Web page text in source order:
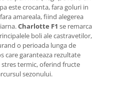
este crocanta, fara goluri in
amareala, fiind alegerea
Charlotte F1 se remarca
boli ale castravetilor,
o perioada lunga de
care garanteaza rezultate
termic, oferind fructe
sezonului.